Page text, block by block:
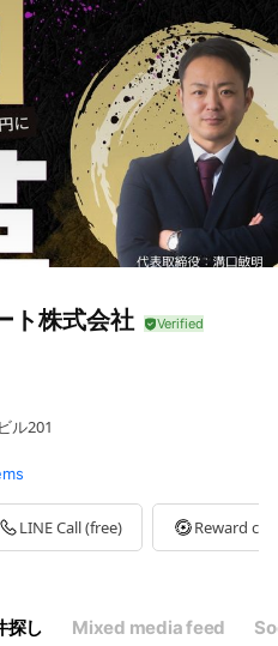
ト株式会社
ル201
LINE Call (free) Reward
探し Mixed media feed